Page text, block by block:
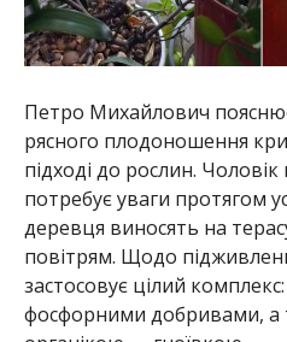
Петро Михайлович
рясного плодоношення
підході до рослин.
потребує уваги протягом
деревця виносять на
повітрям. Щодо
застосовує цілий
фосфорними добривами, а